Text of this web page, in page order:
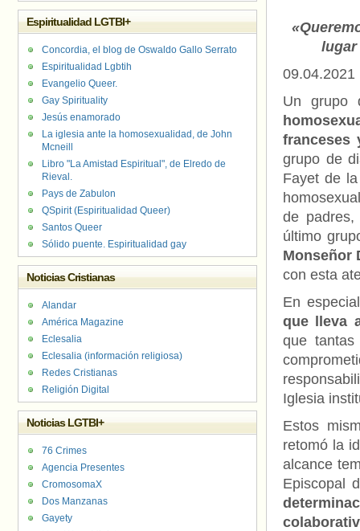
lugar
09.04.2021
Un grupo
franceses
grupo de
Fayet de
de padres,
último
Monseñor
con esta
En
que lleva
que
Iglesia
Estos
retomó la
alcance
Episcopal
Espiritualidad LGTBI+
Concordia, el blog de Oswaldo Gallo Serrato
Espiritualidad Lgbtih
Evangelio Queer.
Gay Spirituality
Jesús enamorado
La iglesia ante la homosexualidad, de John
Mcneill
Libro "La Amistad Espiritual", de Elredo de
Rieval.
Pays de Zabulon
QSpirit (Espiritualidad Queer)
Santos Queer
Sólido puente. Espiritualidad gay
Noticias Cristianas
Alandar
América Magazine
Eclesalia
Eclesalia (información religiosa)
Redes Cristianas
Religión Digital
Noticias LGTBI+
76 Crimes
Agencia Presentes
CromosomaX
Dos Manzanas
Gayety